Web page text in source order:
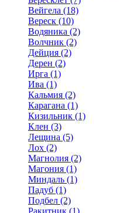
Вейгела (18)
Вереск (10)
Водяника (2)
Волчник (2)
Дейция (2)
Дерен (2)
Ирга (1)
Ива (1)
Кальмия (2)
Карагана (1)
Кизильник (1)
Клен (3)
Лещина (5)
Лох (2)
Магнолия (2)
Магония (1)
Миндаль (1)
Падуб (1)
Подбел (2)
Ракитник (1)